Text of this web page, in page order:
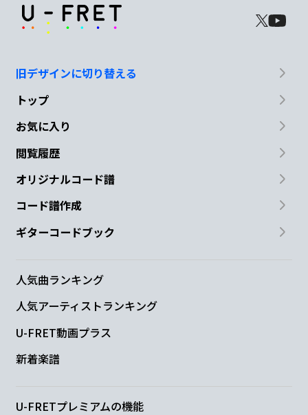
旧デザインに切り替える
トップ
お気に入り
閲覧履歴
オリジナルコード譜
コード譜作成
ギターコードブック
人気曲ランキング
人気アーティストランキング
U-FRET動画プラス
新着楽譜
U-FRETプレミアムの機能